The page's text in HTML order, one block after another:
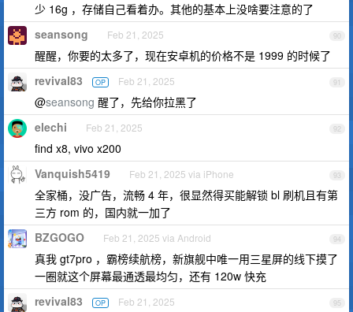
少 16g ，存储自己看着办。其他的基本上没啥要注意的了
90
seansong Feb 21, 2025
醒醒，你要的太多了，现在安卓机的价格不是 1999 的时候了
91
revival83 OP Feb 21, 2025
@seansong 醒了，先给你拉黑了
92
elechi Feb 21, 2025
find x8, vivo x200
93
Vanquish5419 Feb 21, 2025 via iPhone
全家桶，没广告，流畅 4 年，很显然得买能解锁 bl 刷机且有第
三方 rom 的，国内就一加了
94
BZGOGO Feb 21, 2025 via Android
真我 gt7pro ，霸榜续航榜，新旗舰中唯一用三星屏的线下摸了
一圈就这个屏幕最通透最均匀，还有 120w 快充
95
revival83 OP Feb 21, 2025